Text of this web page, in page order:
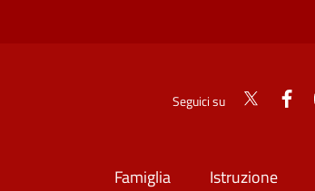
Seguici su
Famiglia Istruzione